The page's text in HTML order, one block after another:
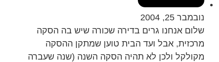
נובמבר 25, 2004
שלום אנחנו גרים בדירה שכורה שיש בה הסקה
מרכזית, אבל ועד הבית טוען שמתקן ההסקה
מקולקל ולכן לא תהיה הסקה השנה (שנה שעברה